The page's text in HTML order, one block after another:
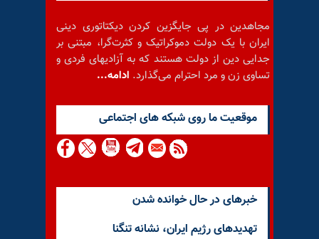
مجاهدین در پی جایگزین کردن دیکتاتوری دینی
ایران با یک دولت دموکراتیک و کثرت‌گرا، مبتنی بر
جدایی دین از دولت هستند که به آزادیهای فردی و
تساوی زن و مرد احترام می‌گذارد. ادامه...
موقعيت ما روى شبكه هاى اجتماعى
خبرهای در حال خوانده شدن
تهدیدهای رژيم ايران، نشانه تنگنا